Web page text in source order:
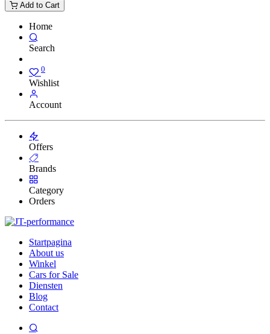
Add to Cart
Home
Search
0
Wishlist
Account
Offers
Brands
Category
Orders
Startpagina
About us
Winkel
Cars for Sale
Diensten
Blog
Contact